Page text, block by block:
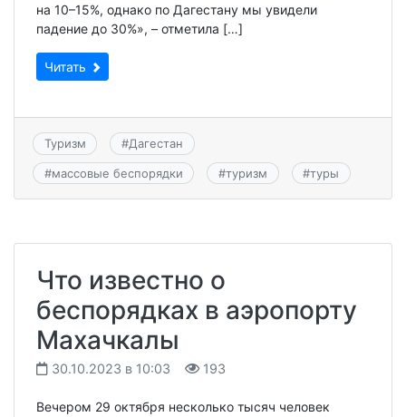
на 10–15%, однако по Дагестану мы увидели
падение до 30%», – отметила […]
Читать
Туризм #Дагестан
#массовые беспорядки #туризм #туры
Что известно о
беспорядках в аэропорту
Махачкалы
30.10.2023 в 10:03 193
Вечером 29 октября несколько тысяч человек